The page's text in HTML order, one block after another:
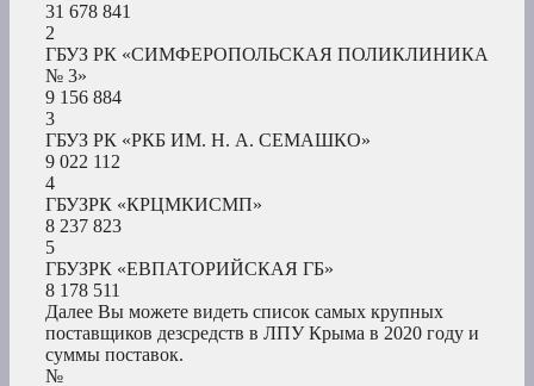
31 678 841
2
ГБУЗ РК «СИМФЕРОПОЛЬСКАЯ ПОЛИКЛИНИКА
№ 3»
9 156 884
3
ГБУЗ РК «РКБ ИМ. Н. А. СЕМАШКО»
9 022 112
4
ГБУЗРК «КРЦМКИСМП»
8 237 823
5
ГБУЗРК «ЕВПАТОРИЙСКАЯ ГБ»
8 178 511
Далее Вы можете видеть список самых крупных
поставщиков дезсредств в ЛПУ Крыма в 2020 году и
суммы поставок.
№